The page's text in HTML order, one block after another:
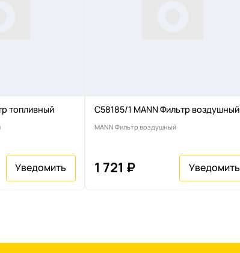
топливный C58185/1 MANN Фильтр воздушный
MANN Фильтр воздушный
1 721 ₽